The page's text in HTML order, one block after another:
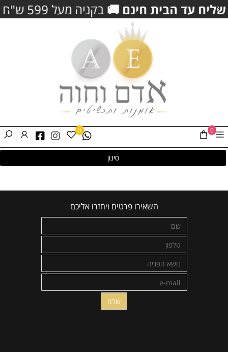
עד הבית חינם🚚בקניה מעל 599 ש"ח
0
0
סינון
השאירו פרטים ויחזרו אליכם